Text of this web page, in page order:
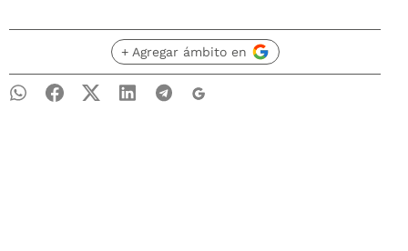
+ Agregar ámbito en